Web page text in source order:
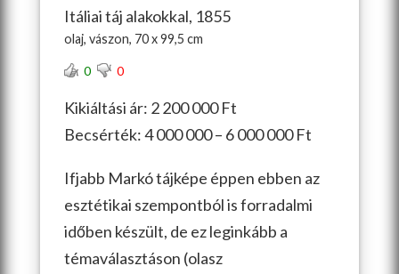
Itáliai táj alakokkal, 1855
olaj, vászon, 70 x 99,5 cm
0 0
Kikiáltási ár: 2 200 000 Ft
Becsérték: 4 000 000 – 6 000 000 Ft
Ifjabb Markó tájképe éppen ebben az
esztétikai szempontból is forradalmi
időben készült, de ez leginkább a
témaválasztáson (olasz